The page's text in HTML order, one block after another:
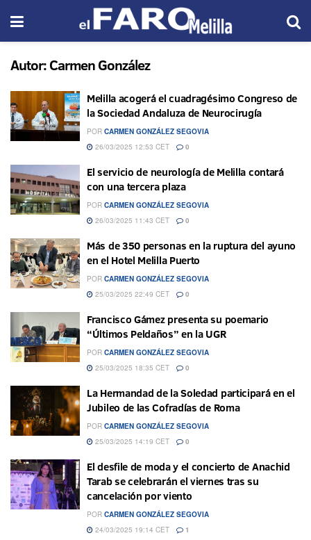
Autor:Carmen González
Melilla acogerá el cuadragésimo Congreso de
la Sociedad Andaluza de Neurocirugía
POR CARMEN GONZÁLEZ SEGOVIA
26/03/2025 12:53 CET
0
El servicio de neurología de Melilla contará
con una tercera plaza
POR CARMEN GONZÁLEZ SEGOVIA
26/03/2025 11:43 CET
0
Más de 350 personas en la ruptura del ayuno
en el Hotel Melilla Puerto
POR CARMEN GONZÁLEZ SEGOVIA
25/03/2025 22:49 CET
0
Francisco Gámez presenta su poemario
“Últimos Peldaños” en la UGR
POR CARMEN GONZÁLEZ SEGOVIA
25/03/2025 18:35 CET
0
La Hermandad de la Soledad participará en el
Jubileo de las Cofradías de Roma
POR CARMEN GONZÁLEZ SEGOVIA
25/03/2025 14:19 CET
0
El desfile de moda y el concierto de Anachid
Tarab se celebrarán el viernes tras su
cancelación por viento
POR CARMEN GONZÁLEZ SEGOVIA
24/03/2025 19:14 CET
1